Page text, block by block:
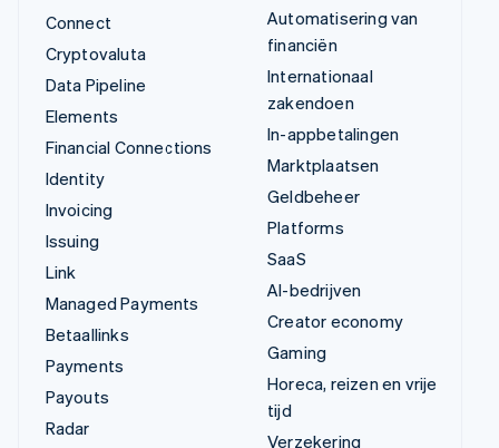
Connect
Cryptovaluta
Data Pipeline
Elements
Financial Connections
Identity
Invoicing
Issuing
Link
Managed Payments
Betaallinks
Payments
Payouts
Radar
Automatisering van
financiën
Internationaal
zakendoen
In-appbetalingen
Marktplaatsen
Geldbeheer
Platforms
SaaS
AI-bedrijven
Creator economy
Gaming
Horeca, reizen en vrije
tijd
Verzekering